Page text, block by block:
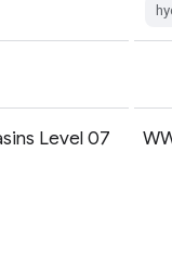
Level 07